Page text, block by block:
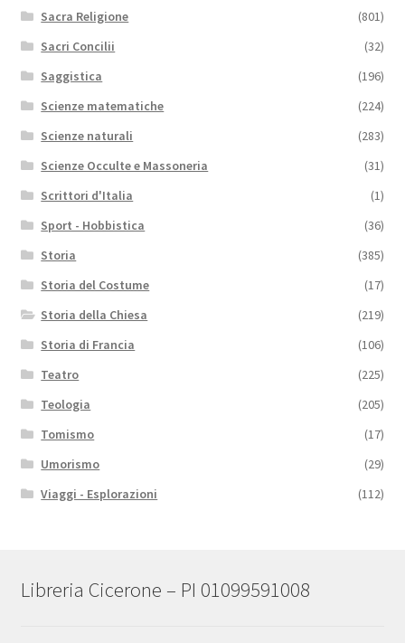
Sacra Religione
(801)
Sacri Concilii
(32)
Saggistica
(196)
Scienze matematiche
(224)
Scienze naturali
(283)
Scienze Occulte e Massoneria
(31)
Scrittori d'Italia
(1)
Sport - Hobbistica
(36)
Storia
(385)
Storia del Costume
(17)
Storia della Chiesa
(219)
Storia di Francia
(106)
Teatro
(225)
Teologia
(205)
Tomismo
(17)
Umorismo
(29)
Viaggi - Esplorazioni
(112)
Libreria Cicerone – PI 01099591008